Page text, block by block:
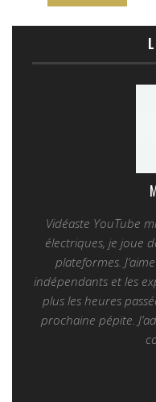
Vidéaste YouTube
électriques, je joue
plateformes.
indépendants et les
plus les heures
prochaine pépite.